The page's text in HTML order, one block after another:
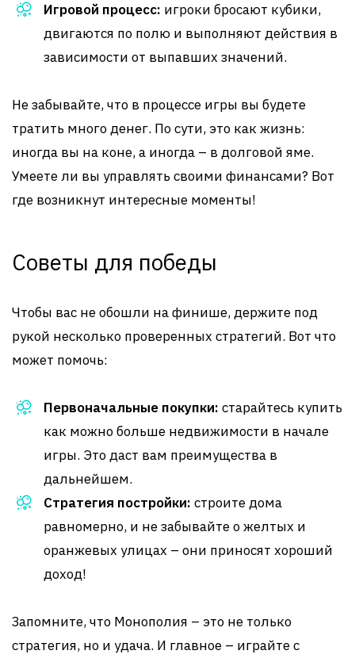
Игровой процесс: игроки бросают кубики,
двигаются по полю и выполняют действия в
зависимости от выпавших значений.
Не забывайте, что в процессе игры вы будете
тратить много денег. По сути, это как жизнь:
иногда вы на коне, а иногда – в долговой яме.
Умеете ли вы управлять своими финансами? Вот
где возникнут интересные моменты!
Советы для победы
Чтобы вас не обошли на финише, держите под
рукой несколько проверенных стратегий. Вот что
может помочь:
Первоначальные покупки: старайтесь купить
как можно больше недвижимости в начале
игры. Это даст вам преимущества в
дальнейшем.
Стратегия постройки: строите дома
равномерно, и не забывайте о желтых и
оранжевых улицах – они приносят хороший
доход!
Запомните, что Монополия – это не только
стратегия, но и удача. И главное – играйте с